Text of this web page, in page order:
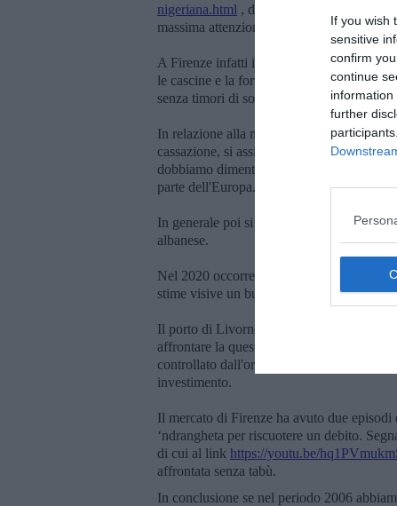
If you wish
sensitive
confirm
continue
further
nigeriana.html , dalla quale si evince la
massima attenzione se tali gruppi operino
A Firenze infatti i gruppi criminali
le cascine e la fortezza con una
senza timori di sorta.
In relazione alla mafia cinese che è
cassazione, si assiste ad una
dobbiamo dimenticare che la mafia
parte dell'Europa.
In generale poi si registra una presenza
albanese.
Nel 2020 occorrerà seguire poi con
stime visive un buon 60% son da
Il porto di Livorno, ma non solo, sarà un
affrontare la questione che se un porto è
controllato dall'organizzazione criminale
investimento.
Il mercato di Firenze ha avuto due
‘ndrangheta per riscuotere un debito.
di cui al link https://youtu.be/
affrontata senza tabù.
In conclusione se nel periodo 2006